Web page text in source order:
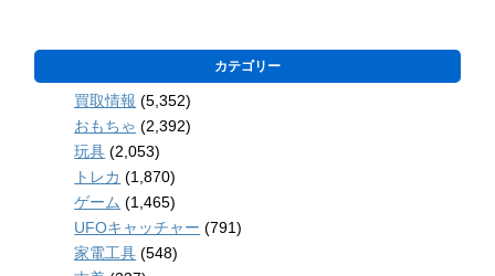
カテゴリー
買取情報 (5,352)
おもちゃ (2,392)
玩具 (2,053)
トレカ (1,870)
ゲーム (1,465)
UFOキャッチャー (791)
家電工具 (548)